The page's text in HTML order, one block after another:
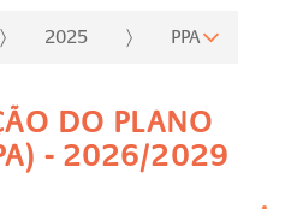
2025 PPA
DO PLANO
- 2026/2029